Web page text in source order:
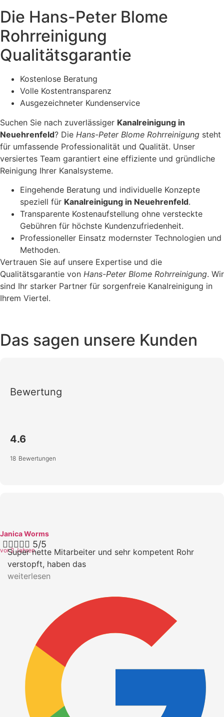
Die Hans-Peter Blome
Rohrreinigung
Qualitätsgarantie
Kostenlose Beratung
Volle Kostentransparenz
Ausgezeichneter Kundenservice
Suchen Sie nach zuverlässiger Kanalreinigung in
Neuehrenfeld? Die Hans-Peter Blome Rohrreinigung steht
für umfassende Professionalität und Qualität. Unser
versiertes Team garantiert eine effiziente und gründliche
Reinigung Ihrer Kanalsysteme.
Eingehende Beratung und individuelle Konzepte
speziell für Kanalreinigung in Neuehrenfeld.
Transparente Kostenaufstellung ohne versteckte
Gebühren für höchste Kundenzufriedenheit.
Professioneller Einsatz modernster Technologien und
Methoden.
Vertrauen Sie auf unsere Expertise und die
Qualitätsgarantie von Hans-Peter Blome Rohrreinigung. Wir
sind Ihr starker Partner für sorgenfreie Kanalreinigung in
Ihrem Viertel.
Das sagen unsere Kunden
Bewertung
4.6
18 Bewertungen
Janica Worms
vor 2 Jahren
 5/5
Super nette Mitarbeiter und sehr kompetent Rohr
verstopft, haben das
weiterlesen